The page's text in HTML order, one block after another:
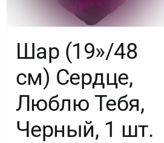
Шар (19»/48
см) Сердце,
Люблю Тебя,
Черный, 1 шт.